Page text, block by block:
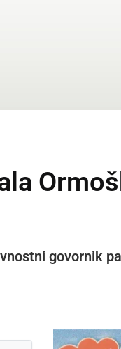
govornik